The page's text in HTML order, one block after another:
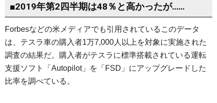
■2019年第2四半期は48％と高かったが……
Forbesなどの米メディアでも引用されているこのデータ
は、テスラ車の購入者1万7,000人以上を対象に実施された
調査の結果だ。購入者がテスラに標準搭載されている運転
支援ソフト「Autopilot」を「FSD」にアップグレードした
比率を調べている。